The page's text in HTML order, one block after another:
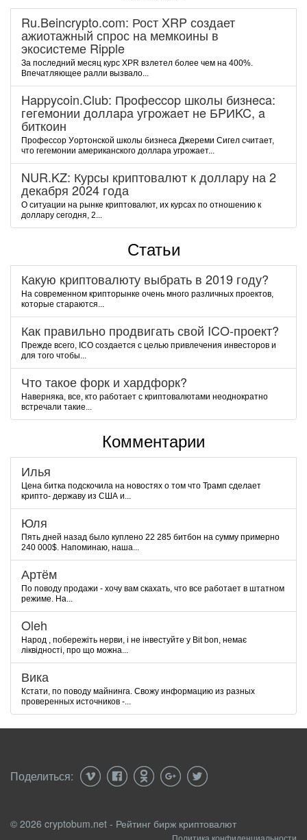
Ru.Beincrypto.com: Рост XRP создает
ажиотажный спрос на мемкоины в
экосистеме Ripple
За последний месяц курс XPR взлетел более чем на 400%.
Впечатляющее ралли вызвало...
Happycoin.Club: Пpoфeccop шкoлы бизнeca:
гeгeмoнии дoллapa угpoжaeт нe БPИKC, a
биткoин
Пpoфeccop Уopтoнcкoй шкoлы бизнeca Джepeми Cигeл cчитaeт,
чтo гeгeмoнии aмepикaнcкoгo дoллapa угpoжaeт...
NUR.KZ: Курсы криптовалют к доллару на 2
декабря 2024 года
О ситуации на рынке криптовалют, их курсах по отношению к
доллару сегодня, 2...
Статьи
Какую криптовалюту выбрать в 2019 году?
На современном крипторынке очень много различных проектов,
которые стараются...
Как правильно продвигать свой ICO-проект?
Прежде всего, ICO создается с целью привлечения инвесторов и
для того чтобы...
Что такое форк и хардфорк?
Наверняка, все, кто работает с криптовалютами неоднократно
встречали такие...
Комментарии
Илья
Цена битка подскочила на новостях о том что Трамп сделает
крипто- державу из США и...
Юля
Пять дней назад было куплено 22 285 битбон на сумму примерно
240 000$. Напоминаю, наша...
Артём
По поводу продажи - хочу вам скахать, что все работает в штатном
режиме. На...
Oleh
Народ , побережіть нерви, і не інвестуйте у Bit bon, немає
ліквідності, про що можна...
Вика
Кстати, по поводу майнинга. Свожу информацию из разных
проверенных источников -...
Поделиться:
© 2026 cryptobum.net - Рейтинг бирж криптовалют
Политика конфиденциальности